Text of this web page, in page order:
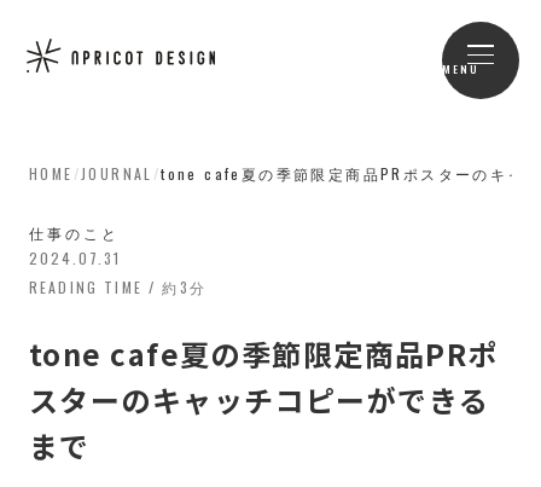
MENU
HOME /JOURNAL /tone cafe夏の季節限定商品PRポスターのキャ
仕事のこと
2024.07.31
READING TIME / 約3分
tone cafe夏の季節限定商品PRポ
スターのキャッチコピーができる
まで